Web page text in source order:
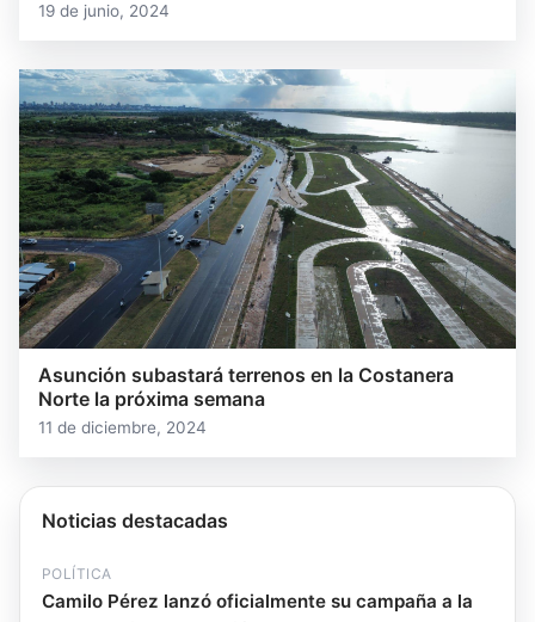
19 de junio, 2024
Asunción subastará terrenos en la Costanera
Norte la próxima semana
11 de diciembre, 2024
Noticias destacadas
POLÍTICA
Camilo Pérez lanzó oficialmente su campaña a la